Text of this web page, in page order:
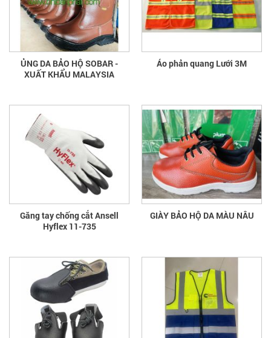
ỦNG DA BẢO HỘ SOBAR -
XUẤT KHẨU MALAYSIA
Áo phản quang Lưới 3M
Găng tay chống cắt Ansell
Hyflex 11-735
GIÀY BẢO HỘ DA MÀU NÂU